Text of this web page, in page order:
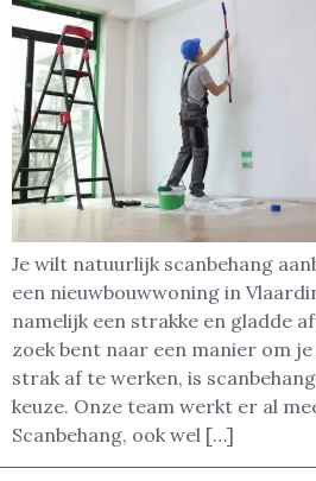
Je wilt natuurlijk scanbehang
een nieuwbouwwoning in
namelijk een strakke en gladde
zoek bent naar een manier om
strak af te werken, is
keuze. Onze team werkt er al
Scanbehang, ook wel […]